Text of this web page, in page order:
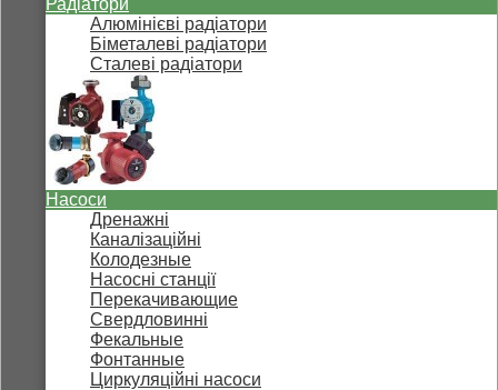
Радіатори
Алюмінієві радіатори
Біметалеві радіатори
Сталеві радіатори
Насоси
Дренажні
Каналізаційні
Колодезные
Насосні станції
Перекачивающие
Свердловинні
Фекальные
Фонтанные
Циркуляційні насоси